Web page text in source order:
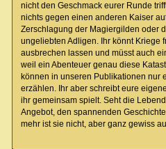
nicht den Geschmack eurer Runde
nichts gegen einen anderen Kaiser
Zerschlagung der Magiergilden oder
ungeliebten Adligen. Ihr könnt Kriege
ausbrechen lassen und müsst auch
weil ein Abenteuer genau diese
können in unseren Publikationen nur
erzählen. Ihr aber schreibt eure
ihr gemeinsam spielt. Seht die
Angebot, den spannenden
mehr ist sie nicht, aber ganz gewiss